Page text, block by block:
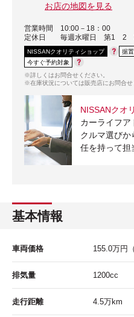
お店の地図を見る
営業時間
10:00－18：00
定休日
毎週水曜日 第1 2
NISSANクオリティショップ
据
今すぐ予約対象
※詳しくはお問合せください。
※在庫状況については販売店にお問合せ
NISSANクオ
カーライフア
クルマ選びか
任を持って担
基本情報
車両価格 155.0万円
排気量 1200cc
走行距離 4.5万km